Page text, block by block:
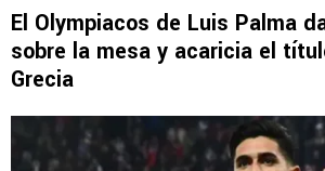
El Olympiacos de Luis Palma
sobre la mesa y acaricia el
Grecia